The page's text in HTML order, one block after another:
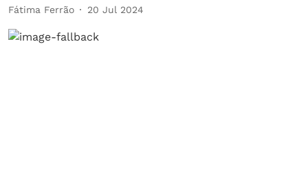
Fátima Ferrão 20 Jul 2024